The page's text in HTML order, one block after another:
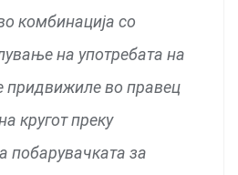
комбинација со
на употребата на
придвижиле во правец
кругот преку
побарувачката за